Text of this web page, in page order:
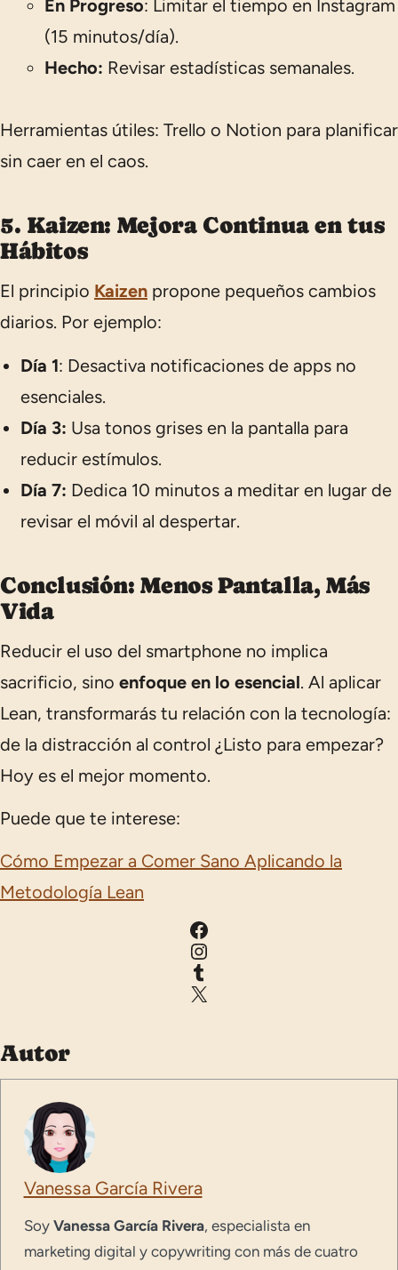
En Progreso: Limitar el tiempo en Instagram
(15 minutos/día).
Hecho: Revisar estadísticas semanales.
Herramientas útiles: Trello o Notion para planificar
sin caer en el caos.
5. Kaizen: Mejora Continua en tus
Hábitos
El principio Kaizen propone pequeños cambios
diarios. Por ejemplo:
Día 1: Desactiva notificaciones de apps no
esenciales.
Día 3: Usa tonos grises en la pantalla para
reducir estímulos.
Día 7: Dedica 10 minutos a meditar en lugar de
revisar el móvil al despertar.
Conclusión: Menos Pantalla, Más
Vida
Reducir el uso del smartphone no implica
sacrificio, sino enfoque en lo esencial. Al aplicar
Lean, transformarás tu relación con la tecnología:
de la distracción al control ¿Listo para empezar?
Hoy es el mejor momento.
Puede que te interese:
Cómo Empezar a Comer Sano Aplicando la
Metodología Lean
Facebook
Instagram
Tumblr
X
Autor
Vanessa García Rivera
Soy Vanessa García Rivera, especialista en
marketing digital y copywriting con más de cuatro